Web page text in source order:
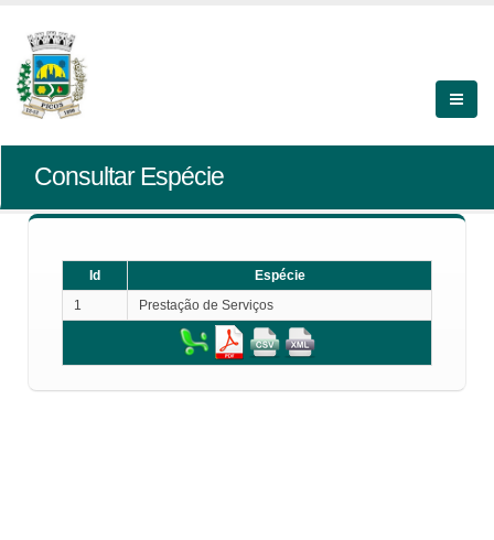
Consultar Espécie
Id
Espécie
1
Prestação de Serviços